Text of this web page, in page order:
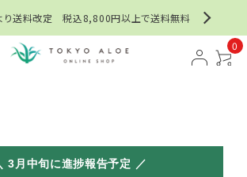
り送料改定 税込8,800円以上で送料無料
0
3月中旬に進捗報告予定 ／